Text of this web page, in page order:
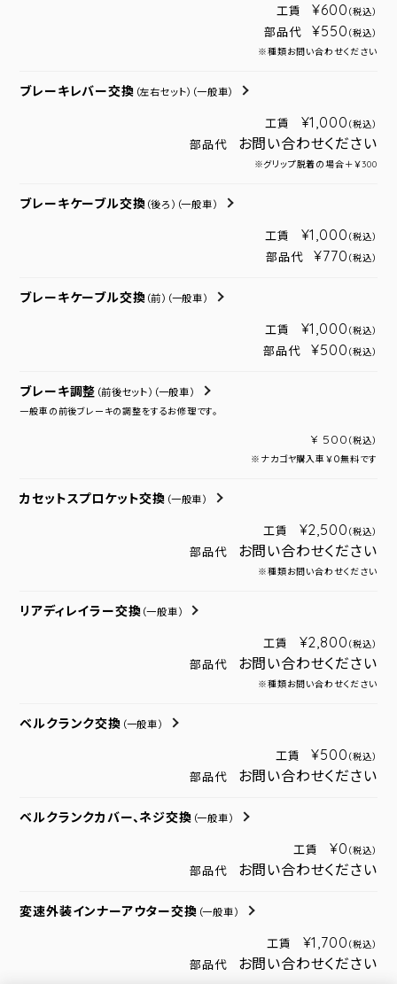
工賃 ¥600 （税込）
部品代 ¥550 （税込）
※種類お問い合わせください
ブレーキレバー交換 （左右セット） （一般車）
工賃 ¥1,000 （税込）
部品代 お問い合わせください
※グリップ脱着の場合＋￥300
ブレーキケーブル交換 （後ろ） （一般車）
工賃 ¥1,000 （税込）
部品代 ¥770 （税込）
ブレーキケーブル交換 （前） （一般車）
工賃 ¥1,000 （税込）
部品代 ¥500 （税込）
ブレーキ調整 （前後セット） （一般車）
一般車の前後ブレーキの調整をするお修理です。
¥ 500 （税込）
※ナカゴヤ購入車￥０無料です
カセットスプロケット交換 （一般車）
工賃 ¥2,500 （税込）
部品代 お問い合わせください
※種類お問い合わせください
リアディレイラー交換 （一般車）
工賃 ¥2,800 （税込）
部品代 お問い合わせください
※種類お問い合わせください
ベルクランク交換 （一般車）
工賃 ¥500 （税込）
部品代 お問い合わせください
ベルクランクカバー、ネジ交換 （一般車）
工賃 ¥0 （税込）
部品代 お問い合わせください
変速外装インナーアウター交換 （一般車）
工賃 ¥1,700 （税込）
部品代 お問い合わせください